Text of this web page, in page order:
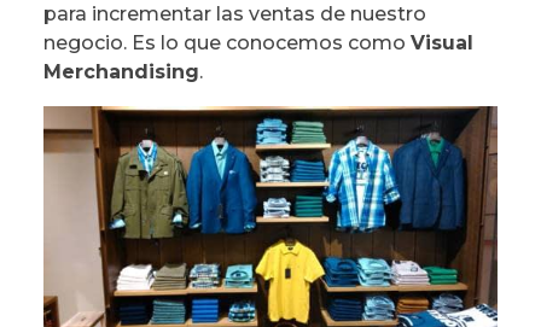
para incrementar las ventas de nuestro
negocio. Es lo que conocemos como Visual
Merchandising.